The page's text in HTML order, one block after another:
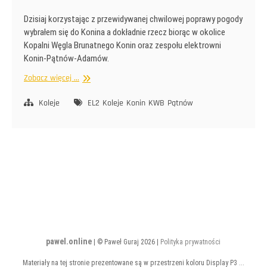
Dzisiaj korzystając z przewidywanej chwilowej poprawy pogody
wybrałem się do Konina a dokładnie rzecz biorąc w okolice
Kopalni Węgla Brunatnego Konin oraz zespołu elektrowni
Konin-Pątnów-Adamów.
Zobacz więcej ... Kraina
Koleje
EL2 Koleje Konin KWB Pątnów
pawel.online | © Paweł Guraj 2026 | Polityka prywatności
Materiały na tej stronie prezentowane są w przestrzeni koloru Display P3 ...